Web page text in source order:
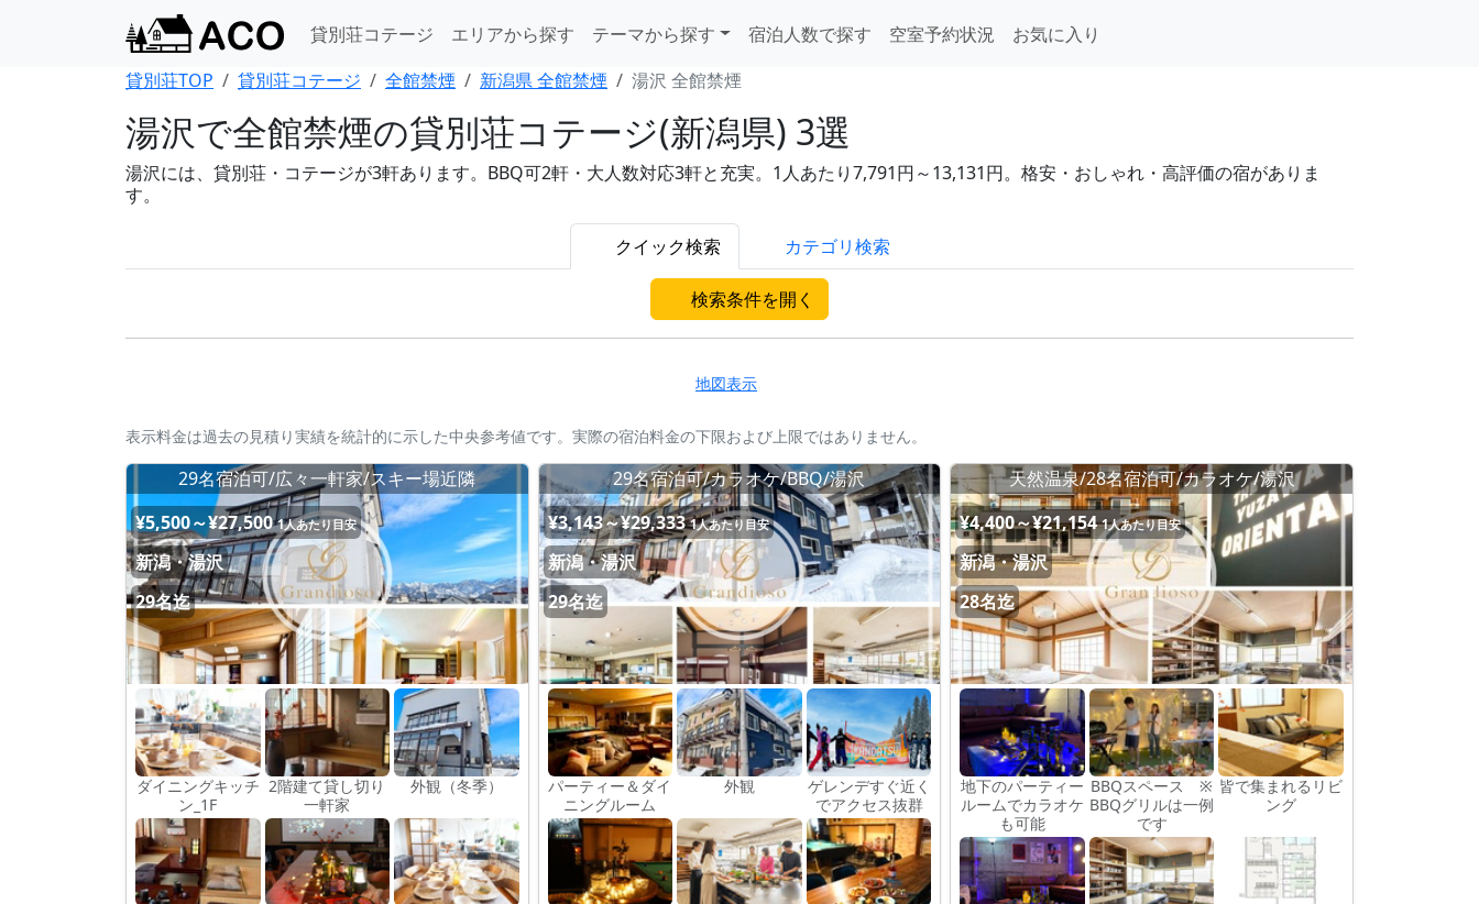
貸別荘コテージ エリアから探す テーマから探す 宿泊人数で探す 空室予約状況
お気に入り
貸別荘TOP
貸別荘コテージ 全館禁煙 新潟県 全館禁煙 湯沢 全館禁煙
湯沢で全館禁煙の貸別荘コテージ(新潟県) 3選
湯沢には、貸別荘・コテージが3軒あります。BBQ可2軒・大人数対応3軒と充実。1人あたり7,791円～13,131円。格安・おしゃれ・高評価の宿がありま
す。
クイック検索 カテゴリ検索
検索条件を開く
地図表示
表示料金は過去の見積り実績を統計的に示した中央参考値です。実際の宿泊料金の下限および上限ではありません。
29名宿泊可/広々一軒家/スキー場近隣
¥5,500～¥27,500 1人あたり目安
新潟・湯沢
29名迄
ダイニングキッチ
ン_1F
2階建て貸し切り
一軒家
外観（冬季）
29名宿泊可/カラオケ/BBQ/湯沢
¥3,143～¥29,333 1人あたり目安
新潟・湯沢
29名迄
パーティー＆ダイ
ニングルーム
外観
ゲレンデすぐ近く
でアクセス抜群
天然温泉/28名宿泊可/カラオケ/湯沢
¥4,400～¥21,154 1人あたり目安
新潟・湯沢
28名迄
地下のパーティー
ルームでカラオケ
も可能
BBQスペース ※
BBQグリルは一例
です
皆で集まれるリビ
ング